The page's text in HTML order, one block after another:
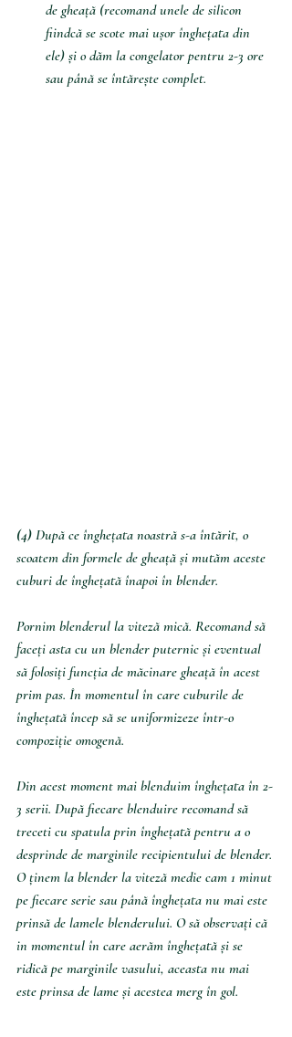
de gheață (recomand unele de silicon
fiindcă se scote mai ușor înghețata din
ele) și o dăm la congelator pentru 2-3 ore
sau până se întărește complet.
(4) După ce înghețata noastră s-a întărit, o
scoatem din formele de gheață și mutăm aceste
cuburi de înghețată înapoi în blender.
Pornim blenderul la viteză mică. Recomand să
faceți asta cu un blender puternic și eventual
să folosiți funcția de măcinare gheață în acest
prim pas. În momentul în care cuburile de
înghețată încep să se uniformizeze într-o
compoziție omogenă.
Din acest moment mai blenduim înghețata în 2-
3 serii. După fiecare blenduire recomand să
treceti cu spatula prin înghețată pentru a o
desprinde de marginile recipientului de blender.
O ținem la blender la viteză medie cam 1 minut
pe fiecare serie sau până înghețata nu mai este
prinsă de lamele blenderului. O să observați că
in momentul în care aerăm înghețată și se
ridică pe marginile vasului, aceasta nu mai
este prinsa de lame și acestea merg în gol.